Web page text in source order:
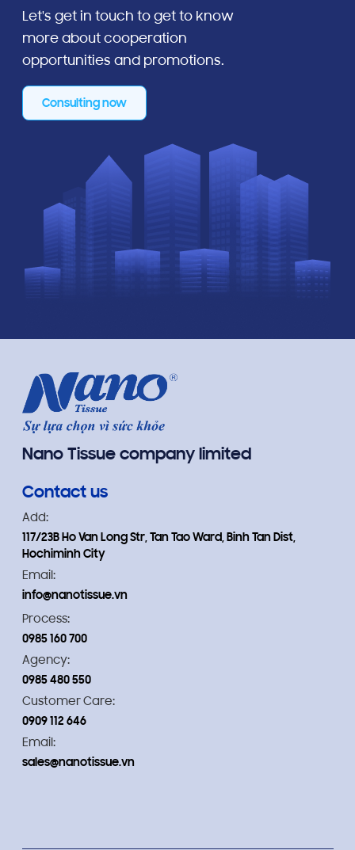
Let's get in touch to get to know
more about cooperation
opportunities and promotions.
Consulting now
Nano Tissue company limited
Contact us
Add:
117/23B Ho Van Long Str, Tan Tao Ward, Binh Tan Dist,
Hochiminh City
Email:
info@nanotissue.vn
Process:
0985 160 700
Agency:
0985 480 550
Customer Care:
0909 112 646
Email:
sales@nanotissue.vn